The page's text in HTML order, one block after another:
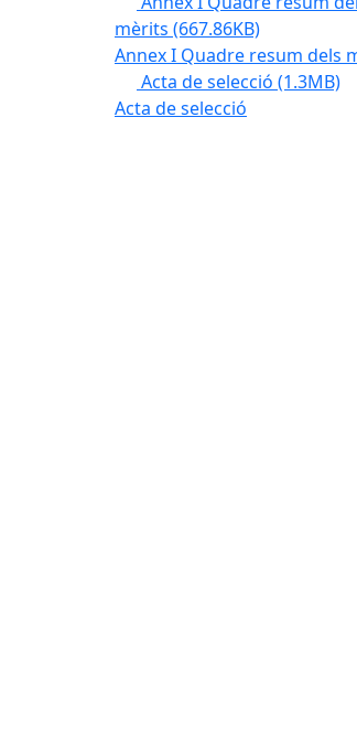
mèrits (667.86KB)
Annex I Quadre resum dels
Acta de selecció (1.3MB)
Acta de selecció